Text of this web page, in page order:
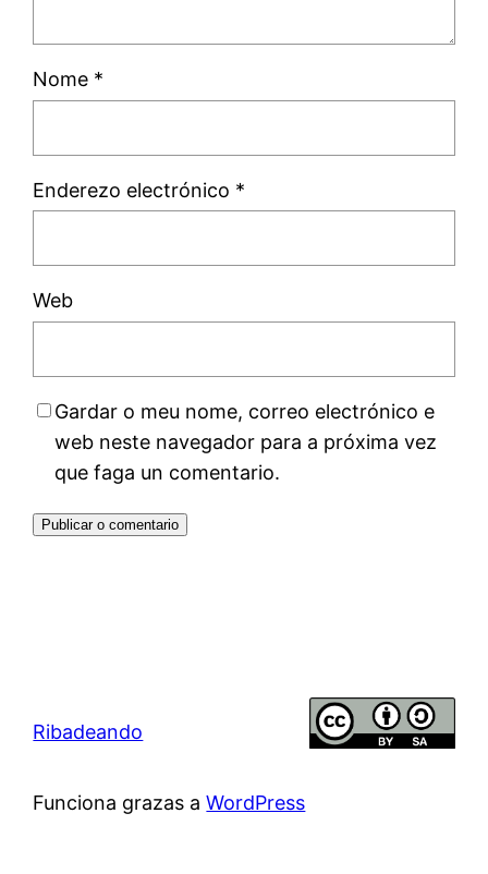
Nome *
Enderezo electrónico *
Web
Gardar o meu nome, correo electrónico e
web neste navegador para a próxima vez
que faga un comentario.
Ribadeando
Funciona grazas aWordPress